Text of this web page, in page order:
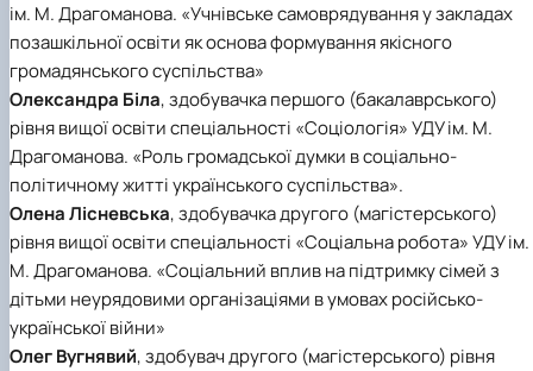
ім. М. Драгоманова. «Учнівське самоврядування у закладах
позашкільної освіти як основа формування якісного
громадянського суспільства»
Олександра Біла, здобувачка першого (бакалаврського)
рівня вищої освіти спеціальності «Соціологія» УДУ ім. М.
Драгоманова. «Роль громадської думки в соціально-
політичному житті українського суспільства».
Олена Лісневська, здобувачка другого (магістерського)
рівня вищої освіти спеціальності «Соціальна робота» УДУ ім.
М. Драгоманова. «Соціальний вплив на підтримку сімей з
дітьми неурядовими організаціями в умовах російсько-
української війни»
Олег Вугнявий, здобувач другого (магістерського) рівня